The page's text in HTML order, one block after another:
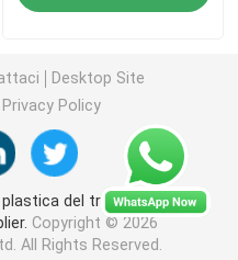
Desktop Site
Privacy Policy
plastica del tronco di
Copyright © 2026
All Rights Reserved.